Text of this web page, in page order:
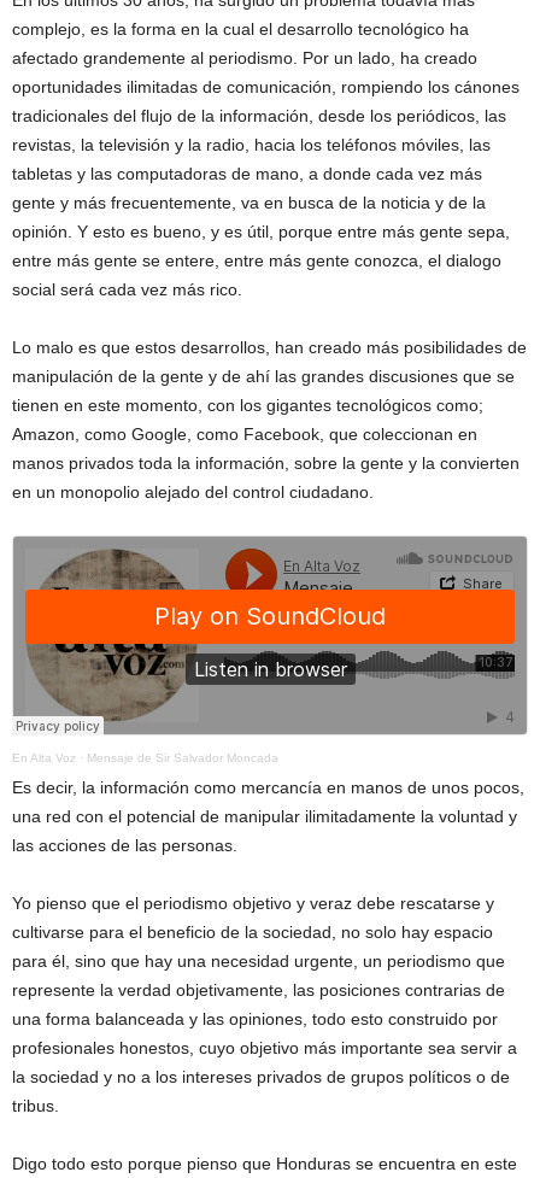
complejo, es la forma en la cual el desarrollo tecnológico ha
afectado grandemente al periodismo. Por un lado, ha creado
oportunidades ilimitadas de comunicación, rompiendo los cánones
tradicionales del flujo de la información, desde los periódicos, las
revistas, la televisión y la radio, hacia los teléfonos móviles, las
tabletas y las computadoras de mano, a donde cada vez más
gente y más frecuentemente, va en busca de la noticia y de la
opinión. Y esto es bueno, y es útil, porque entre más gente sepa,
entre más gente se entere, entre más gente conozca, el dialogo
social será cada vez más rico.
Lo malo es que estos desarrollos, han creado más posibilidades de
manipulación de la gente y de ahí las grandes discusiones que se
tienen en este momento, con los gigantes tecnológicos como;
Amazon, como Google, como Facebook, que coleccionan en
manos privados toda la información, sobre la gente y la convierten
en un monopolio alejado del control ciudadano.
En Alta Voz · Mensaje de Sir Salvador Moncada
Es decir, la información como mercancía en manos de unos pocos,
una red con el potencial de manipular ilimitadamente la voluntad y
las acciones de las personas.
Yo pienso que el periodismo objetivo y veraz debe rescatarse y
cultivarse para el beneficio de la sociedad, no solo hay espacio
para él, sino que hay una necesidad urgente, un periodismo que
represente la verdad objetivamente, las posiciones contrarias de
una forma balanceada y las opiniones, todo esto construido por
profesionales honestos, cuyo objetivo más importante sea servir a
la sociedad y no a los intereses privados de grupos políticos o de
tribus.
Digo todo esto porque pienso que Honduras se encuentra en este